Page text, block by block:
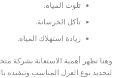
تلوث المياه.
تآكل الخرسانة.
زيادة استهلاك المياه.
وهنا تظهر أهمية الاستعانة بشركة
لتحديد نوع العزل المناسب وتنفيذه